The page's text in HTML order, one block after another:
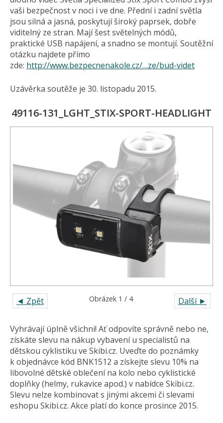
vaši bezpečnost v noci i ve dne. Přední i zadní světla
jsou silná a jasná, poskytují široký paprsek, dobře
viditelný ze stran. Mají šest světelných módů,
praktické USB napájení, a snadno se montují. Soutěžní
otázku najdete přímo
zde: http://www.bezpecnenakole.cz/…ze/bud-videt
Uzávěrka soutěže je 30. listopadu 2015.
49116-131_LGHT_STIX-SPORT-HEADLIGHT
◄ Zpět Další ►
Obrázek 1 / 4
Vyhrávají úplně všichni! Ať odpovíte správně nebo ne,
získáte slevu na nákup vybavení u specialistů na
dětskou cyklistiku ve Skibi.cz. Uveďte do poznámky
k objednávce kód BNK1512 a získejte slevu 10% na
libovolné dětské oblečení na kolo nebo cyklistické
doplňky (helmy, rukavice apod.) v nabídce Skibi.cz.
Slevu nelze kombinovat s jinými akcemi či slevami
eshopu Skibi.cz. Akce platí do konce prosince 2015.